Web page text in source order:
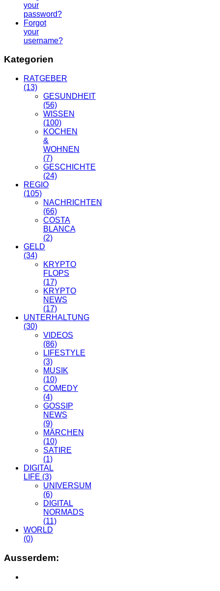
your
password?
Forgot
your
username?
Kategorien
RATGEBER
(13)
GESUNDHEIT
(56)
WISSEN
(100)
KOCHEN
&
WOHNEN
(7)
GESCHICHTE
(24)
REGIO
(105)
NACHRICHTEN
(66)
COSTA
BLANCA
(2)
GELD
(34)
KRYPTO
FLOPS
(17)
KRYPTO
NEWS
(17)
UNTERHALTUNG
(30)
VIDEOS
(86)
LIFESTYLE
(3)
MUSIK
(10)
COMEDY
(4)
GOSSIP
NEWS
(9)
MÄRCHEN
(10)
SATIRE
(1)
DIGITAL
LIFE (3)
UNIVERSUM
(6)
DIGITAL
NORMADS
(11)
WORLD
(0)
Ausserdem: